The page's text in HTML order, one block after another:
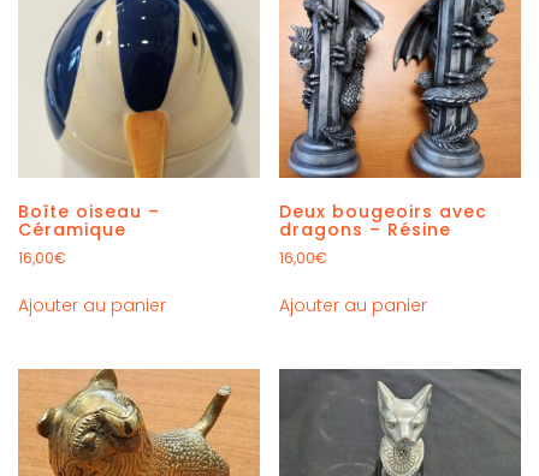
Boîte oiseau –
Céramique
16,00€
Ajouter au panier
Deux bougeoirs avec
dragons – Résine
16,00€
Ajouter au panier